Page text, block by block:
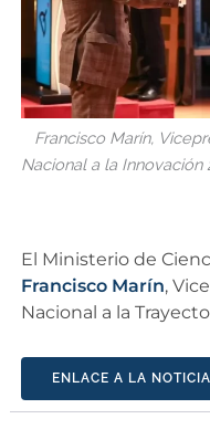
Francisco Marín,
Nacional a la
El Ministerio de
Francisco Marín,
Nacional a la
ENLACE A LA NOTICIA